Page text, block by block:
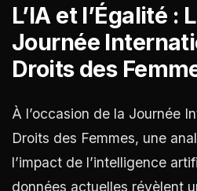
L’IA et l’Égalité :
Journée
Droits des
À l’occasion de la Journée
Droits des Femmes, une
l’impact de l’intelligence
données actuelles révèlent